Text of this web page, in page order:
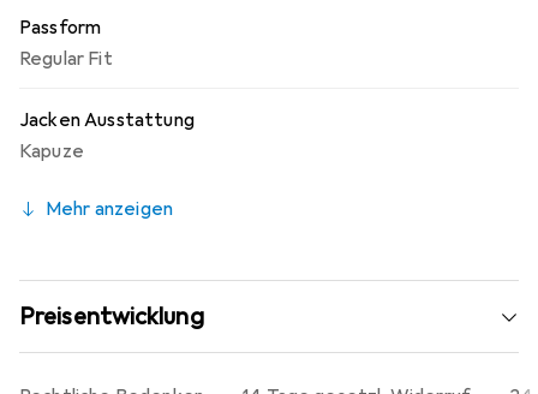
Passform
Regular Fit
Jacken Ausstattung
Kapuze
Mehr anzeigen
Preisentwicklung